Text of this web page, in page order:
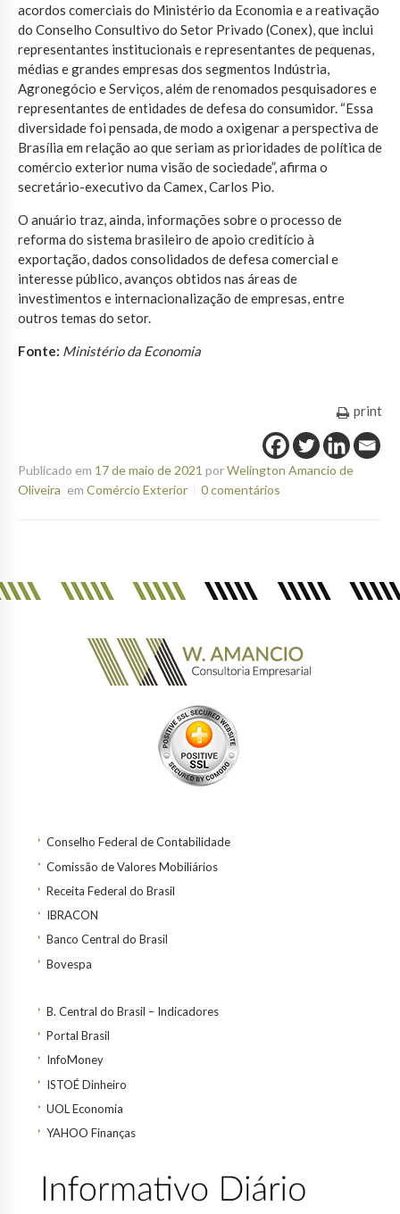
acordos comerciais do Ministério da Economia e a reativação
do Conselho Consultivo do Setor Privado (Conex), que inclui
representantes institucionais e representantes de pequenas,
médias e grandes empresas dos segmentos Indústria,
Agronegócio e Serviços, além de renomados pesquisadores e
representantes de entidades de defesa do consumidor. “Essa
diversidade foi pensada, de modo a oxigenar a perspectiva de
Brasília em relação ao que seriam as prioridades de política de
comércio exterior numa visão de sociedade”, afirma o
secretário-executivo da Camex, Carlos Pio.
O anuário traz, ainda, informações sobre o processo de
reforma do sistema brasileiro de apoio creditício à
exportação, dados consolidados de defesa comercial e
interesse público, avanços obtidos nas áreas de
investimentos e internacionalização de empresas, entre
outros temas do setor.
Fonte: Ministério da Economia
print
Publicado em 17 de maio de 2021 porWelington Amancio de
Oliveira em Comércio Exterior 0 comentários
Conselho Federal de Contabilidade
Comissão de Valores Mobiliários
Receita Federal do Brasil
IBRACON
Banco Central do Brasil
Bovespa
B. Central do Brasil – Indicadores
Portal Brasil
InfoMoney
ISTOÉ Dinheiro
UOL Economia
YAHOO Finanças